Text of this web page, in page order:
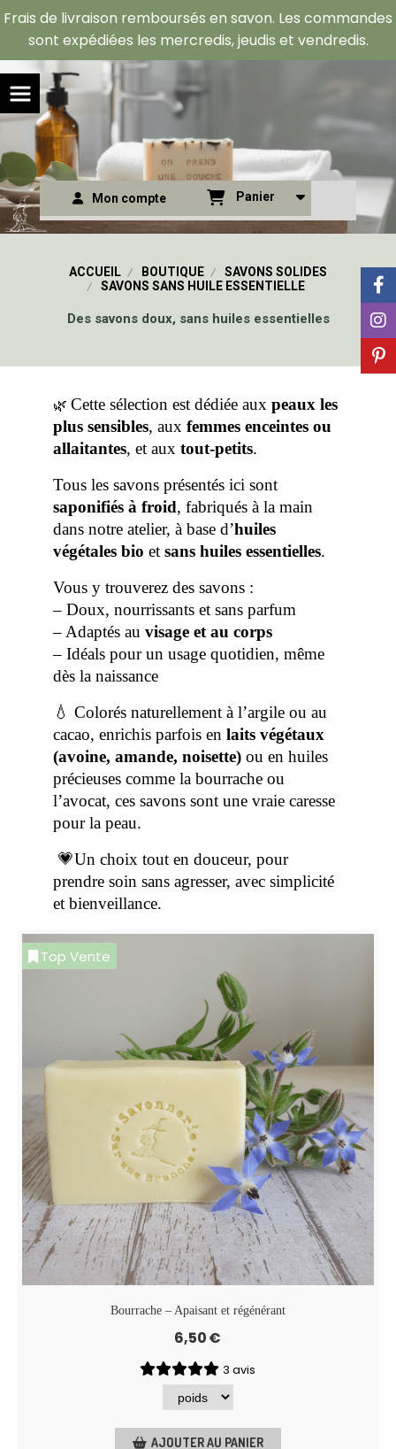
Frais de livraison remboursés en savon. Les commandes
sont expédiées les mercredis, jeudis et vendredis.
Mon compte Panier
ACCUEIL BOUTIQUE
SAVONS SOLIDES
SAVONS SANS HUILE ESSENTIELLE
Des savons doux, sans huiles essentielles
🌿 Cette sélection est dédiée aux peaux les
plus sensibles, aux femmes enceintes ou
allaitantes, et aux tout-petits.
Tous les savons présentés ici sont
saponifiés à froid, fabriqués à la main
dans notre atelier, à base d’huiles
végétales bio et sans huiles essentielles.
Vous y trouverez des savons :
– Doux, nourrissants et sans parfum
– Adaptés au visage et au corps
– Idéals pour un usage quotidien, même
dès la naissance
💧 Colorés naturellement à l’argile ou au
cacao, enrichis parfois en laits végétaux
(avoine, amande, noisette) ou en huiles
précieuses comme la bourrache ou
l’avocat, ces savons sont une vraie caresse
pour la peau.
💗Un choix tout en douceur, pour
prendre soin sans agresser, avec simplicité
et bienveillance.
Top Vente
Bourrache – Apaisant et régénérant
6,50€
3 avis
AJOUTER AU PANIER